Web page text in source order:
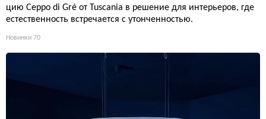
цию Ceppo di Gré от Tuscania в решение для интерьеров, где
естественность встречается с утонченностью.
Новинки 70